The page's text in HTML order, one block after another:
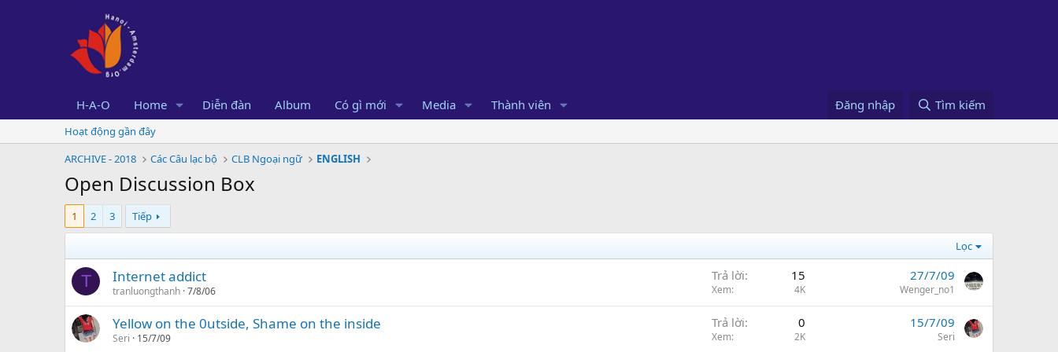
H-A-O Home Diễn đàn Album Có gì mới Media Thành viên Đăng nhập Tìm kiếm
Hoạt động gần đây
ARCHIVE - 2018
Các Câu lạc bộ CLB Ngoại ngữ ENGLISH
Open Discussion Box
1 2 3 Tiếp
Lọc
T Internet addict
tranluongthanh 7/8/06
Trả lời 15
Xem 4K
27/7/09
Wenger_no1
Yellow on the 0utside, Shame on the inside
Seri 15/7/09
Trả lời 0
Xem 2K
15/7/09
Seri